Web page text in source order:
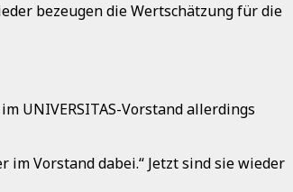
bezeugen die Wertschätzung für die
UNIVERSITAS-Vorstand allerdings
Vorstand dabei.“ Jetzt sind sie wieder